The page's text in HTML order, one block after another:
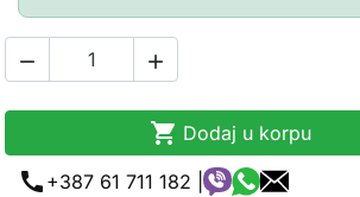
 
 Dodaj u korpu
call +387 61 711 182 |